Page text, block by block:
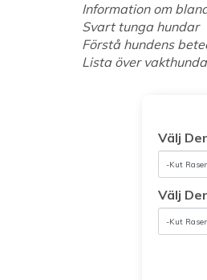
Information om
Svart tunga hundar
Förstå hundens
Lista över
Välj
Välj